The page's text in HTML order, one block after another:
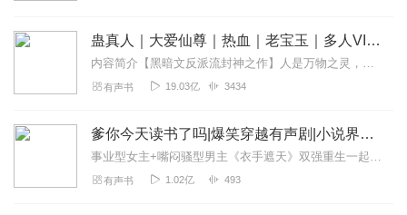
蛊真人｜大爱仙尊｜热血｜老宝玉｜多人VIP免费有声剧
内容简介【黑暗文反派流封神之作】人是万物之灵，蛊是天地真精。一个穿越者不断重生的故事。一个养蛊、炼蛊、用蛊的奇特世界。配音组（男角色）老宝玉旁白...
有声书 19.03亿 3434
爹你今天读书了吗|爆笑穿越有声剧|小说界德云社
事业型女主+嘴闷骚型男主《衣手遮天》双强重生一起手遮天下！点击收听呀...
有声书 1.02亿 493